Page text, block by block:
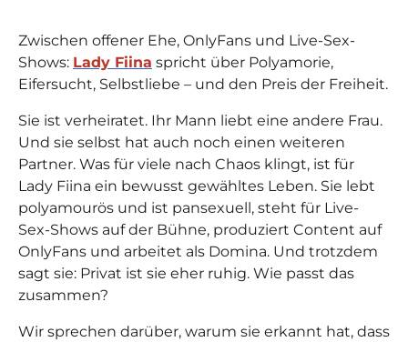
Zwischen offener Ehe, OnlyFans und Live-Sex-
Shows: Lady Fiina spricht über Polyamorie,
Eifersucht, Selbstliebe – und den Preis der Freiheit.
Sie ist verheiratet. Ihr Mann liebt eine andere Frau.
Und sie selbst hat auch noch einen weiteren
Partner. Was für viele nach Chaos klingt, ist für
Lady Fiina ein bewusst gewähltes Leben. Sie lebt
polyamourös und ist pansexuell, steht für Live-
Sex-Shows auf der Bühne, produziert Content auf
OnlyFans und arbeitet als Domina. Und trotzdem
sagt sie: Privat ist sie eher ruhig. Wie passt das
zusammen?
Wir sprechen darüber, warum sie erkannt hat, dass